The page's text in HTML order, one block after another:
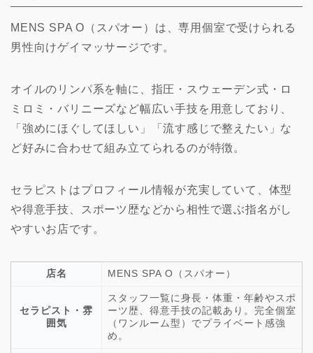
MENS SPA O（スパオー）は、専用個室で受けられる
男性向けゲイマッサージです。
オイルのリンパ系を軸に、指圧・スウェーデン式・ロ
ミロミ・バリニーズなど幅広い手技を用意しており、
「強めにほぐしてほしい」「流す感じで整えたい」な
ど好みに合わせて組み立てられるのが特徴。
セラピストはプロフィール情報が充実していて、体型
や得意手技、スポーツ歴などから相性で選ぶ指名がし
やすいお店です。
店名 MENS SPA O（スパオー）
セラピスト・雰
囲気
スタッフ一覧に身長・体重・年齢やスポ
ーツ歴、得意手技の記載あり。完全個室
（ワンルーム型）でプライベート感強
め。